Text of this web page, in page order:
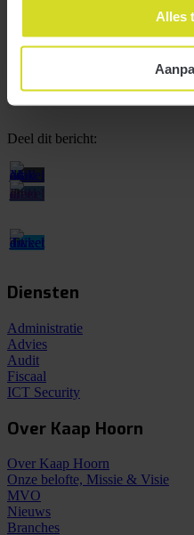
Alles
We vinden het altijd leuk
Deel dit bericht:
Diensten
Administratie
Advies
Audit
Fiscaal
ICT Security
Over Kaap Hoorn
Over Kaap Hoorn
Onze belofte, Missie & Visie
MVO
Nieuws
Branches